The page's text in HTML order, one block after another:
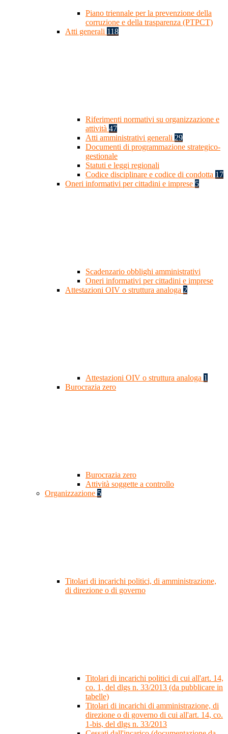
Piano triennale per la prevenzione della
corruzione e della trasparenza (PTPCT)
Atti generali 118
Riferimenti normativi su organizzazione e
attività 47
Atti amministrativi generali 29
Documenti di programmazione strategico-
gestionale
Statuti e leggi regionali
Codice disciplinare e codice di condotta 17
Oneri informativi per cittadini e imprese 5
Scadenzario obblighi amministrativi
Oneri informativi per cittadini e imprese
Attestazioni OIV o struttura analoga 2
Attestazioni OIV o struttura analoga 1
Burocrazia zero
Burocrazia zero
Attività soggette a controllo
Organizzazione 5
Titolari di incarichi politici, di amministrazione,
di direzione o di governo
Titolari di incarichi politici di cui all'art. 14,
co. 1, del dlgs n. 33/2013 (da pubblicare in
tabelle)
Titolari di incarichi di amministrazione, di
direzione o di governo di cui all'art. 14, co.
1-bis, del dlgs n. 33/2013